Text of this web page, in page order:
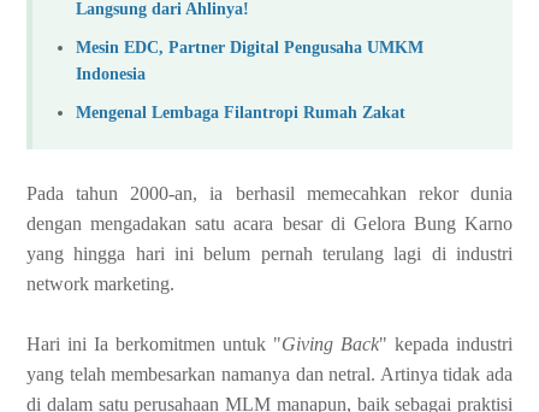
Langsung dari Ahlinya!
Mesin EDC, Partner Digital Pengusaha UMKM
Indonesia
Mengenal Lembaga Filantropi Rumah Zakat
Pada tahun 2000-an, ia berhasil memecahkan rekor dunia
dengan mengadakan satu acara besar di Gelora Bung Karno
yang hingga hari ini belum pernah terulang lagi di industri
network marketing.
Hari ini Ia berkomitmen untuk "Giving Back" kepada industri
yang telah membesarkan namanya dan netral. Artinya tidak ada
di dalam satu perusahaan MLM manapun, baik sebagai praktisi